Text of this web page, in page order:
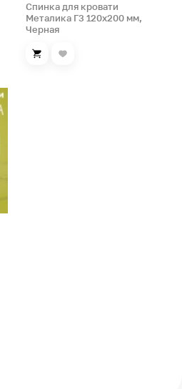
Спинка для кровати
Металика Г3 120х200 мм,
Черная